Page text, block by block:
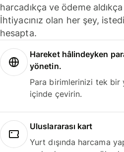
harcadıkça ve ödeme
İhtiyacınız olan her şey,
hesapta.
Hareket hâlindeyken
yönetin.
Para birimlerinizi tek bir
içinde çevirin.
Uluslararası kart
Yurt dışında harcama